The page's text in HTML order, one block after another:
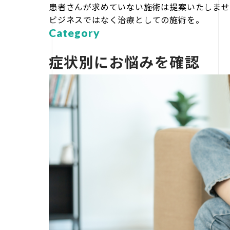
患者さんが求めていない施術は提案いたしま
ビジネスではなく治療としての施術を。
Category
症状別にお悩みを確認